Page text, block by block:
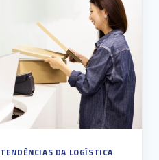
TENDÊNCIAS DA LOGÍSTICA